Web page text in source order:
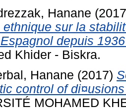
Hanane
sur la
depuis
Khider - Biskra.
Hanane (2017)
control of
MOHAMED